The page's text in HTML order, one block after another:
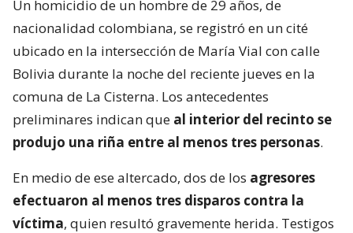
Un homicidio de un hombre de 29 años, de
nacionalidad colombiana, se registró en un cité
ubicado en la intersección de María Vial con calle
Bolivia durante la noche del reciente jueves en la
comuna de La Cisterna. Los antecedentes
preliminares indican que al interior del recinto se
produjo una riña entre al menos tres personas.
En medio de ese altercado, dos de los agresores
efectuaron al menos tres disparos contra la
víctima, quien resultó gravemente herida. Testigos